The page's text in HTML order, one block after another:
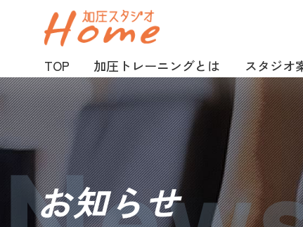
TOP 加圧トレーニングとは スタジオ
お知らせ